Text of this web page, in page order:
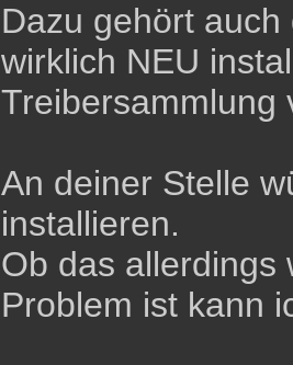
Dazu gehört
wirklich NEU
Treibersammlung
An deiner Stelle
installieren.
Ob das allerdings
Problem ist kann